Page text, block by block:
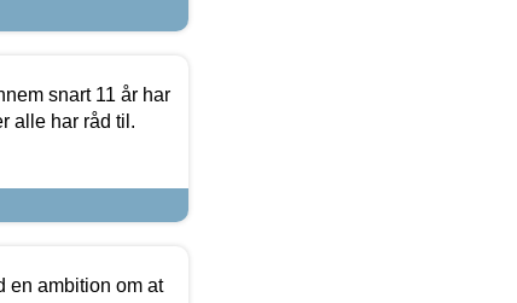
snart 11 år har
alle har råd til.
en ambition om at